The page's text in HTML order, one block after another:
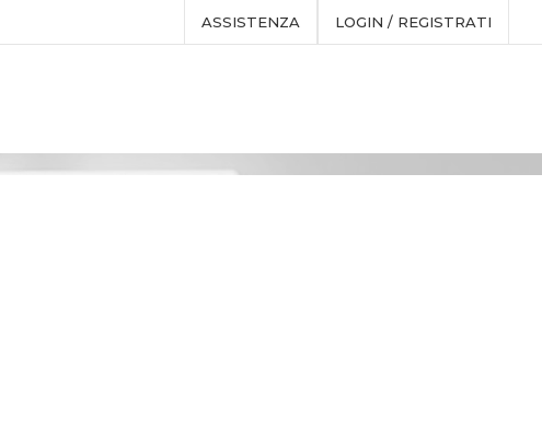
ASSISTENZA LOGIN / REGISTRATI